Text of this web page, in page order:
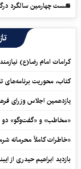
نشست چهارمین سالگرد
کرامات امام رضا(ع)
کتاب، محوریت برنامه‌های
یازدهمین اجلاس وزرای
«مخاطب» و «گفت‌وگو» دو
«خاطرات کاملاً محرمانه
بازدید ابراهیم حیدری از